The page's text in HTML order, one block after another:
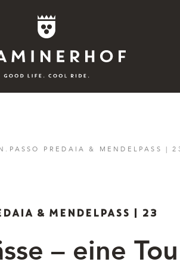
Aktiv
. PASSO PREDAIA & MENDELPASS |
& MENDELPASS | 23
– eine